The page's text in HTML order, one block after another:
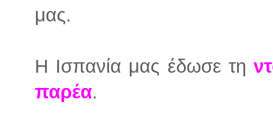
μας.
Η Ισπανία μας έδωσε τη
παρέα.